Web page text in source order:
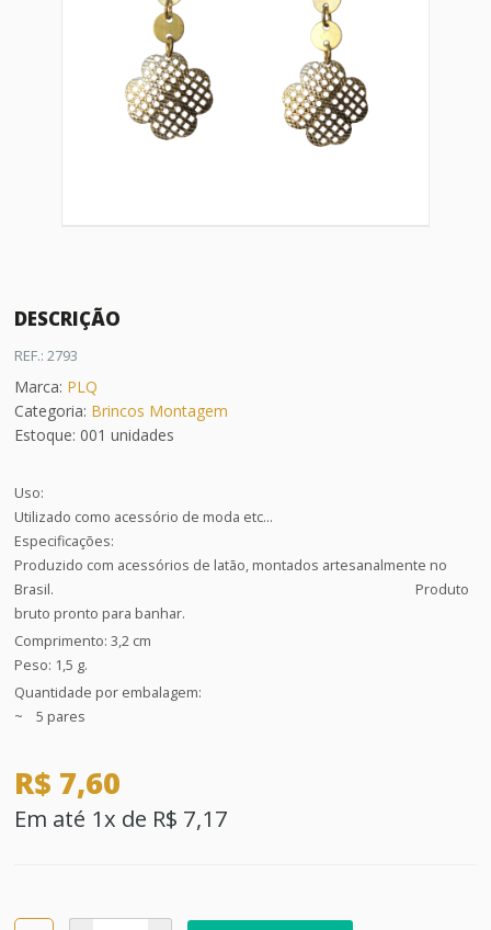
DESCRIÇÃO
REF.: 2793
Marca: PLQ
Categoria: Brincos Montagem
Estoque: 001 unidades
Uso:
Utilizado como acessório de moda etc...
Especificações:
Produzido com acessórios de latão, montados artesanalmente no
Brasil. Produto
bruto pronto para banhar.
Comprimento: 3,2 cm
Peso: 1,5 g.
Quantidade por embalagem:
~ 5 pares
R$ 7,60
Em até 1x de R$ 7,17